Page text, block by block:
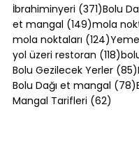
İbrahiminyeri (371)371 yazı
Bolu
et mangal (149)149 yazı
mola
mola noktaları (124)124
yol üzeri restoran (118)118
Bolu Gezilecek Yerler (85)
Bolu Dağı et mangal (78)
Mangal Tarifleri (62)